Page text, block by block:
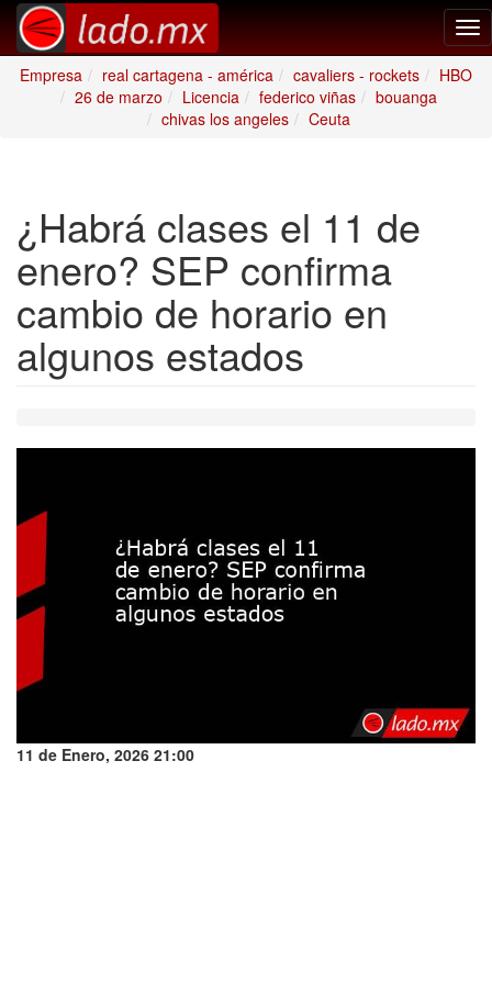
Empresa
real cartagena - américa cavaliers - rockets
HBO
26 de marzo
Licencia federico viñas
bouanga
chivas los angeles
Ceuta
¿Habrá clases el 11 de
enero? SEP confirma
cambio de horario en
algunos estados
11 de Enero, 2026 21:00